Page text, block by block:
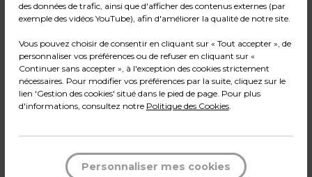
8,99 € HT
10,79 € TTC
Pqt de 100
Code :233529
11,99 € HT
14,39 € TTC
Pqt de 100
clipsables
Code :233535
des données de trafic, ainsi que d'afficher des contenus externes (par
exemple des vidéos YouTube), afin d'améliorer la qualité de notre site.
Vous pouvez choisir de consentir en cliquant sur « Tout accepter », de
personnaliser vos préférences ou de refuser en cliquant sur «
Continuer sans accepter », à l'exception des cookies strictement
nécessaires. Pour modifier vos préférences par la suite, cliquez sur le
lien 'Gestion des cookies' situé dans le pied de page. Pour plus
d'informations, consultez notre Politique des Cookies.
Personnaliser mes cookies